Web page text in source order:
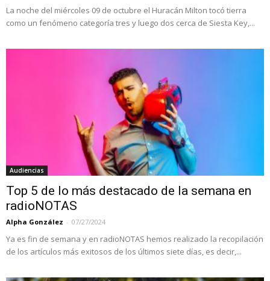
La noche del miércoles 09 de octubre el Huracán Milton tocó tierra
como un fenómeno categoría tres y luego dos cerca de Siesta Key,...
Audiencias
Top 5 de lo más destacado de la semana en
radioNOTAS
Alpha González - 07/27/2024
Ya es fin de semana y en radioNOTAS hemos realizado la recopilación
de los artículos más exitosos de los últimos siete días, es decir,...